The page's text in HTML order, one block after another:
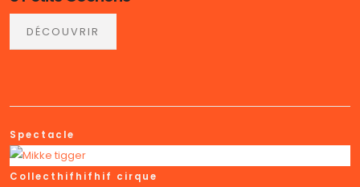
DÉCOUVRIR
Spectacle
Collecthifhifhif cirque